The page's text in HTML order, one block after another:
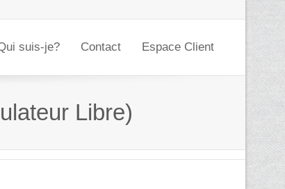
suis-je? Contact Espace Client
Libre)